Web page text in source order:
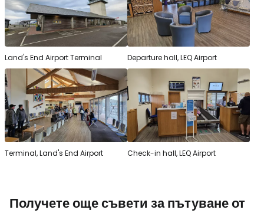
Land's End Airport Terminal Departure hall, LEQ Airport
Terminal, Land's End Airport Check-in hall, LEQ Airport
Получете още съвети за пътуване от